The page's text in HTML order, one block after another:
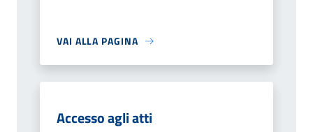
VAI ALLA PAGINA
Accesso agli atti